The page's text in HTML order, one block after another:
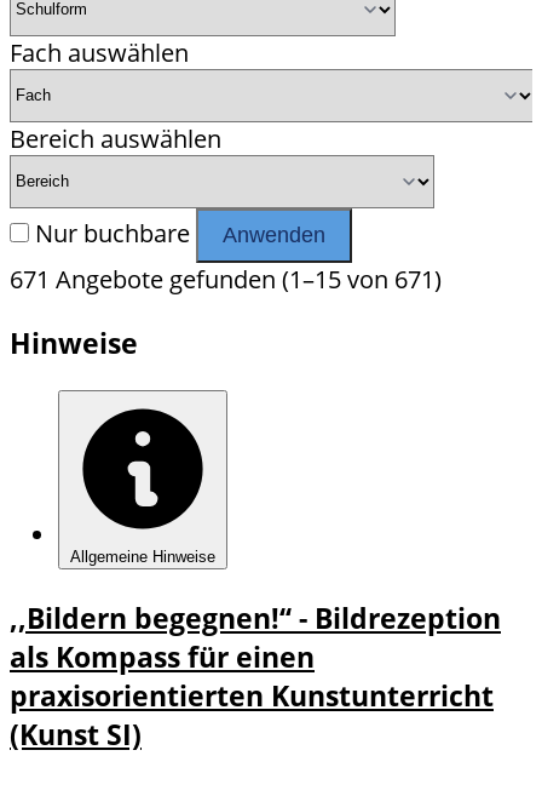
Fach auswählen
Bereich auswählen
Nur buchbare Anwenden
671 Angebote gefunden (1–15 von 671)
Hinweise
Allgemeine Hinweise
,,Bildern begegnen!‘‘ - Bildrezeption
als Kompass für einen
praxisorientierten Kunstunterricht
(Kunst SI)